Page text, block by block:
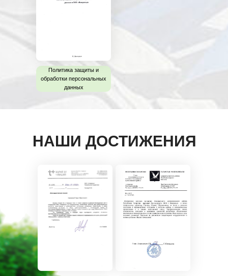
Политика защиты и
обработки персональных
данных
НАШИ ДОСТИЖЕНИЯ